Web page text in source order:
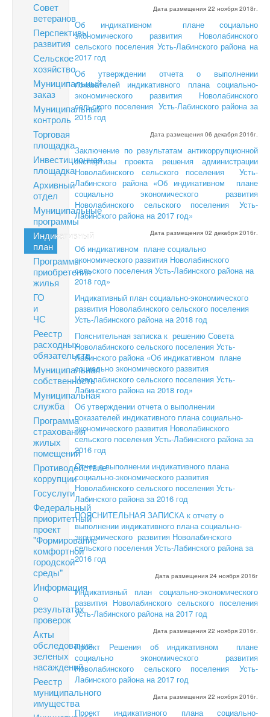
Совет
ветеранов
Перспективы
развития
Сельское
хозяйство
Муниципальный
заказ
Муниципальный
контроль
Торговая
площадка
Инвестиционная
площадка
Архивный
отдел
Муниципальные
программы
Индикативный
план
Программы
приобретения
жилья
ГО
и
ЧС
Реестр
расходных
обязательств
Муниципальная
собственность
Муниципальная
служба
Программа
страхования
жилых
помещений
Противодействие
коррупции
Госуслуги
Федеральный
приоритетный
проект
"Формирование
комфортной
городской
среды"
Информация
о
результатах
проверок
Акты
обследования
зеленых
насаждений
Реестр
муниципального
имущества
Дата размещения 22 ноября 2018г.
Об индикативном плане социально
экономического развития Новолабинского
сельского поселения Усть-Лабинского района на
2017 год
Об утверждении отчета о выполнении
показателей индикативного плана социально-
экономического развития Новолабинского
сельского поселения Усть-Лабинского района за
2015 год
Дата размещения 06 декабря 2016г.
Заключение по результатам антикоррупционной
экспертизы проекта решения администрации
Новолабинского сельского поселения Усть-
Лабинского района «Об индикативном плане
социально экономического развития
Новолабинского сельского поселения Усть-
Лабинского района на 2017 год»
Дата размещения 02 декабря 2016г.
Об индикативном плане социально
экономического развития Новолабинского
сельского поселения Усть-Лабинского района на
2018 год»
Индикативный план социально-экономического
развития Новолабинского сельского поселения
Усть-Лабинского района на 2018 год
Пояснительная записка к решению Совета
Новолабинского сельского поселения Усть-
Лабинского района «Об индикативном плане
социально экономического развития
Новолабинского сельского поселения Усть-
Лабинского района на 2018 год»
Об утверждении отчета о выполнении
показателей индикативного плана социально-
экономического развития Новолабинского
сельского поселения Усть-Лабинского района за
2016 год
Отчет о выполнении индикативного плана
социально-экономического развития
Новолабинского сельского поселения Усть-
Лабинского района за 2016 год
ПОЯСНИТЕЛЬНАЯ ЗАПИСКА к отчету о
выполнении индикативного плана социально-
экономического развития Новолабинского
сельского поселения Усть-Лабинского района за
2016 год
Дата размещения 24 ноября 2016г
Индикативный план социально-экономического
развития Новолабинского сельского поселения
Усть-Лабинского района на 2017 год
Дата размещения 22 ноября 2016г.
Проект Решения об индикативном плане
социально экономического развития
Новолабинского сельского поселения Усть-
Лабинского района на 2017 год
Дата размещения 22 ноября 2016г.
Проект индикативного плана социально-